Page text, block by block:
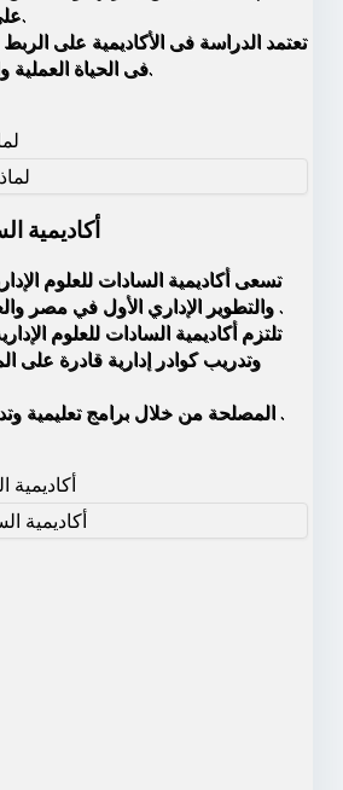
على مستوى الوطن العربى.
فى الحياة العملية والمشاركة الفعلية للطلبة.
أكاديمية
تسعى أكاديمية السادات للعلوم
والتطوير الإداري الأول في مصر والعالم العربي بحلول 2030 .
تلتزم أكاديمية السادات للعلوم
وتدريب كوادر إدارية قادرة على
المصلحة من خلال برامج تعليمية وتدريبية واستشارية متميزة .